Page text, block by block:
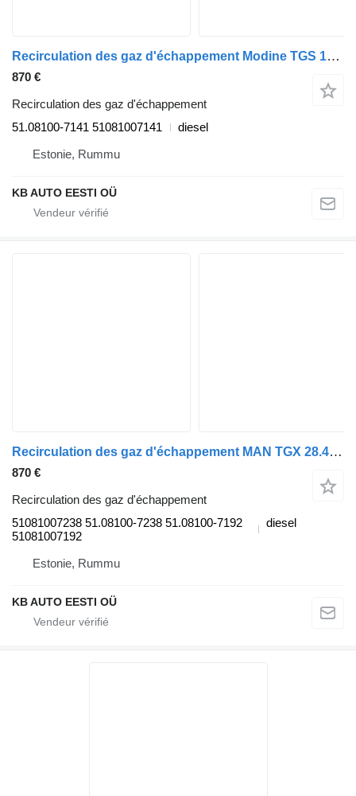
Recirculation des gaz d'échappement Modine TGS 18.400 (01.07-) 51.08100-7141 pour camion MAN TGL, TGM, TGS, TGX (2005-2021)
870 €
Recirculation des gaz d'échappement
51.08100-7141 51081007141
diesel
Estonie, Rummu
KB AUTO EESTI OÜ
Recirculation des gaz d'échappement MAN TGX 28.480 (01.07-) 51081007238 pour camion MAN TGL, TGM, TGS, TGX (2005-2021)
870 €
Recirculation des gaz d'échappement
51081007238 51.08100-7238 51.08100-7192
51081007192
diesel
Estonie, Rummu
KB AUTO EESTI OÜ